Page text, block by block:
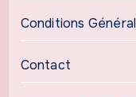
Conditions
Contact